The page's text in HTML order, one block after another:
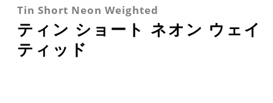
フレア用各種アイテム
Tin Short Neon Weighted
ティン ショート ネオン ウェイ
ティッド